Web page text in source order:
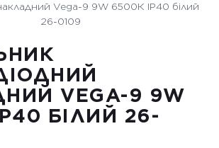
Vega-9 9W 6500К IP40 білий
26-0109
VEGA-9 9W
БІЛИЙ 26-